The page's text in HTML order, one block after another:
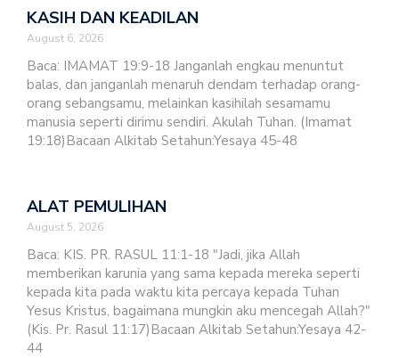
KASIH DAN KEADILAN
August 6, 2026
Baca: IMAMAT 19:9-18 Janganlah engkau menuntut
balas, dan janganlah menaruh dendam terhadap orang-
orang sebangsamu, melainkan kasihilah sesamamu
manusia seperti dirimu sendiri. Akulah Tuhan. (Imamat
19:18)Bacaan Alkitab Setahun:Yesaya 45-48
ALAT PEMULIHAN
August 5, 2026
Baca: KIS. PR. RASUL 11:1-18 "Jadi, jika Allah
memberikan karunia yang sama kepada mereka seperti
kepada kita pada waktu kita percaya kepada Tuhan
Yesus Kristus, bagaimana mungkin aku mencegah Allah?"
(Kis. Pr. Rasul 11:17)Bacaan Alkitab Setahun:Yesaya 42-
44